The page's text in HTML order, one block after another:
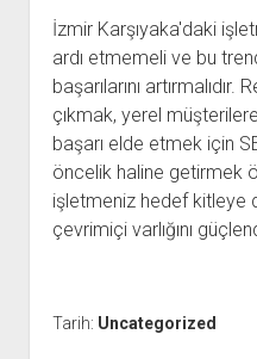
İzmir Karşıyaka'daki
ardı etmemeli ve bu
başarılarını
çıkmak, yerel
başarı elde etmek için
öncelik haline getirmek
işletmeniz hedef kitleye
çevrimiçi varlığını
Tarih: Uncategorized